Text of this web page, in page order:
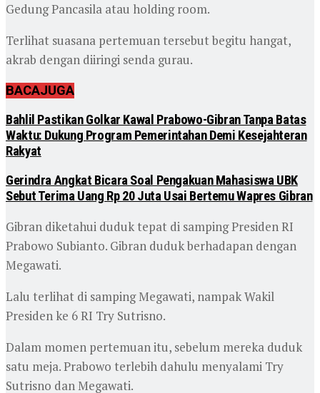
Gedung Pancasila atau holding room.
Terlihat suasana pertemuan tersebut begitu hangat,
akrab dengan diiringi senda gurau.
BACAJUGA
Bahlil Pastikan Golkar Kawal Prabowo-Gibran Tanpa Batas
Waktu: Dukung Program Pemerintahan Demi Kesejahteran
Rakyat
Gerindra Angkat Bicara Soal Pengakuan Mahasiswa UBK
Sebut Terima Uang Rp 20 Juta Usai Bertemu Wapres Gibran
Gibran diketahui duduk tepat di samping Presiden RI
Prabowo Subianto. Gibran duduk berhadapan dengan
Megawati.
Lalu terlihat di samping Megawati, nampak Wakil
Presiden ke 6 RI Try Sutrisno.
Dalam momen pertemuan itu, sebelum mereka duduk
satu meja. Prabowo terlebih dahulu menyalami Try
Sutrisno dan Megawati.